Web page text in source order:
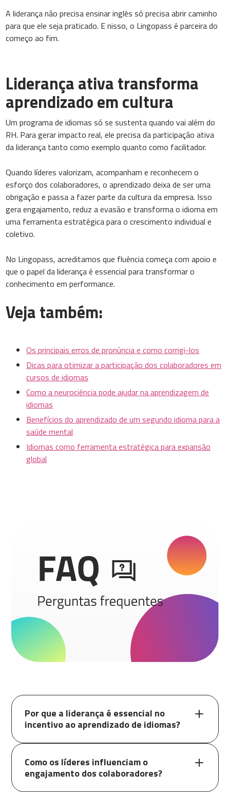
A liderança não precisa ensinar inglês só precisa abrir caminho
para que ele seja praticado. E nisso, o Lingopass é parceira do
começo ao fim.
Liderança ativa transforma
aprendizado em cultura
Um programa de idiomas só se sustenta quando vai além do
RH. Para gerar impacto real, ele precisa da participação ativa
da liderança tanto como exemplo quanto como facilitador.
Quando líderes valorizam, acompanham e reconhecem o
esforço dos colaboradores, o aprendizado deixa de ser uma
obrigação e passa a fazer parte da cultura da empresa. Isso
gera engajamento, reduz a evasão e transforma o idioma em
uma ferramenta estratégica para o crescimento individual e
coletivo.
No Lingopass, acreditamos que fluência começa com apoio e
que o papel da liderança é essencial para transformar o
conhecimento em performance.
Veja também:
Os principais erros de pronúncia e como corrigi-los
Dicas para otimizar a participação dos colaboradores em
cursos de idiomas
Como a neurociência pode ajudar na aprendizagem de
idiomas
Benefícios do aprendizado de um segundo idioma para a
saúde mental
Idiomas como ferramenta estratégica para expansão
global
Por que a liderança é essencial no
incentivo ao aprendizado de idiomas?
Como os líderes influenciam o
engajamento dos colaboradores?